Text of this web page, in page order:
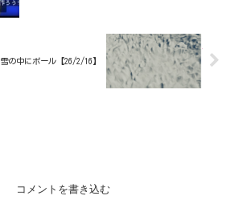
雪の中にポール【26/2/16】
コメントを書き込む